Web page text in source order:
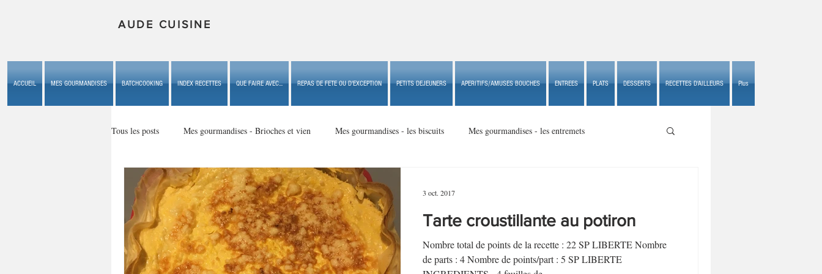
AUDE CUISINE
ACCUEIL MES GOURMANDISES BATCHCOOKING INDEX RECETTES QUE FAIRE AVEC... REPAS DE FETE OU D'EXCEPTION PETITS DEJEUNERS APERITIFS/AMUSES BOUCHES ENTREES PLATS DESSERTS RECETTES D'AILLEURS Plus
Tous les posts Mes gourmandises - Brioches et vien Mes gourmandises - les biscuits Mes gourmandises - les entremets
Mes gourmandises - les gâteaux du b Mes gourmandises - made in USA
Mes gourmandises - plaisirs d'enfan Accompagnements Apéritifs/amuses bouches de fête ou Apéritifs croustillants
Tarte croustillante au potiron
Nombre total de points de la recette : 22 SP LIBERTE Nombre
de parts : 4 Nombre de points/part : 5 SP LIBERTE
3 oct. 2017